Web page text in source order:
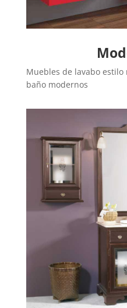
Muebles de lavabo
baño modernos